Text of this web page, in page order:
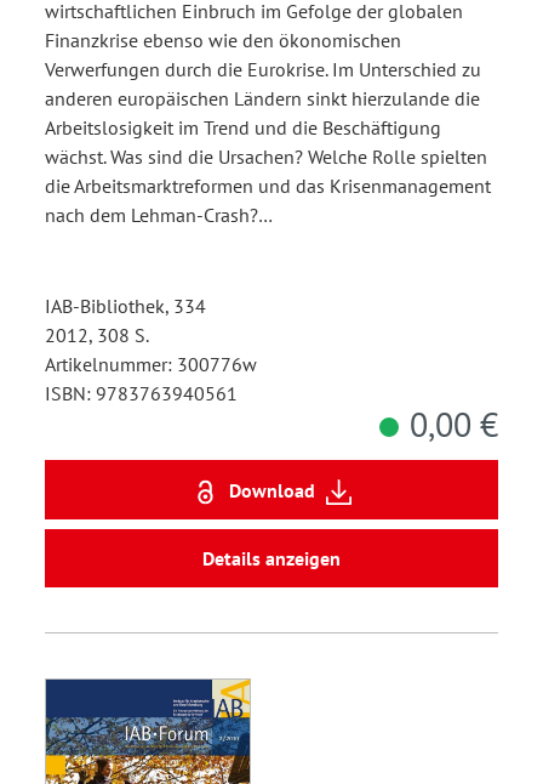
wirtschaftlichen Einbruch im Gefolge der globalen
Finanzkrise ebenso wie den ökonomischen
Verwerfungen durch die Eurokrise. Im Unterschied zu
anderen europäischen Ländern sinkt hierzulande die
Arbeitslosigkeit im Trend und die Beschäftigung
wächst. Was sind die Ursachen? Welche Rolle spielten
die Arbeitsmarktreformen und das Krisenmanagement
nach dem Lehman-Crash?…
IAB-Bibliothek, 334
2012, 308 S.
Artikelnummer: 300776w
ISBN: 9783763940561
0,00 €
Download
Details anzeigen